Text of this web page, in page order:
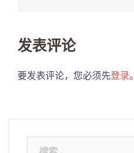
发表评论
要发表评论，您必须先登录。